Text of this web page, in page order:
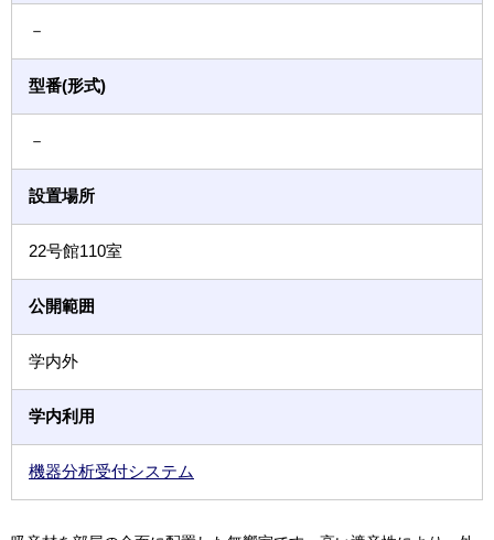
－
型番(形式)
－
設置場所
22号館110室
公開範囲
学内外
学内利用
機器分析受付システム